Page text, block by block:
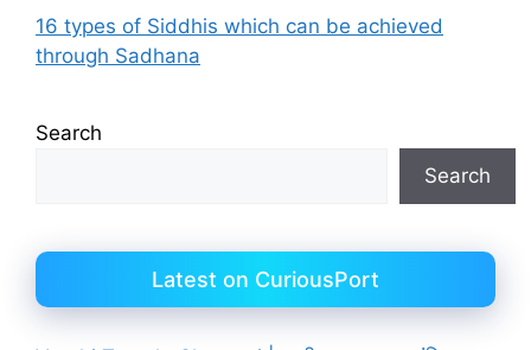
16 types of Siddhis which can be achieved
through Sadhana
Search
Search
Latest on CuriousPort